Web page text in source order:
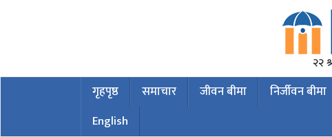
२२
गृहपृष्ठ समाचार जीवन बीमा निर्जीवन बीमा
English